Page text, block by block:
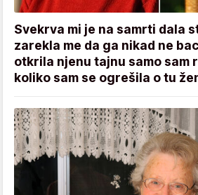
Svekrva mi je na samrti dala
zarekla me da ga nikad ne
otkrila njenu tajnu samo sam
koliko sam se ogrešila o tu